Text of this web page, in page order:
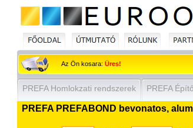
Az Ön kosara: Üres!
PREFA Homlokzati rendszerek PREFA
PREFA PREFABOND bevonatos,